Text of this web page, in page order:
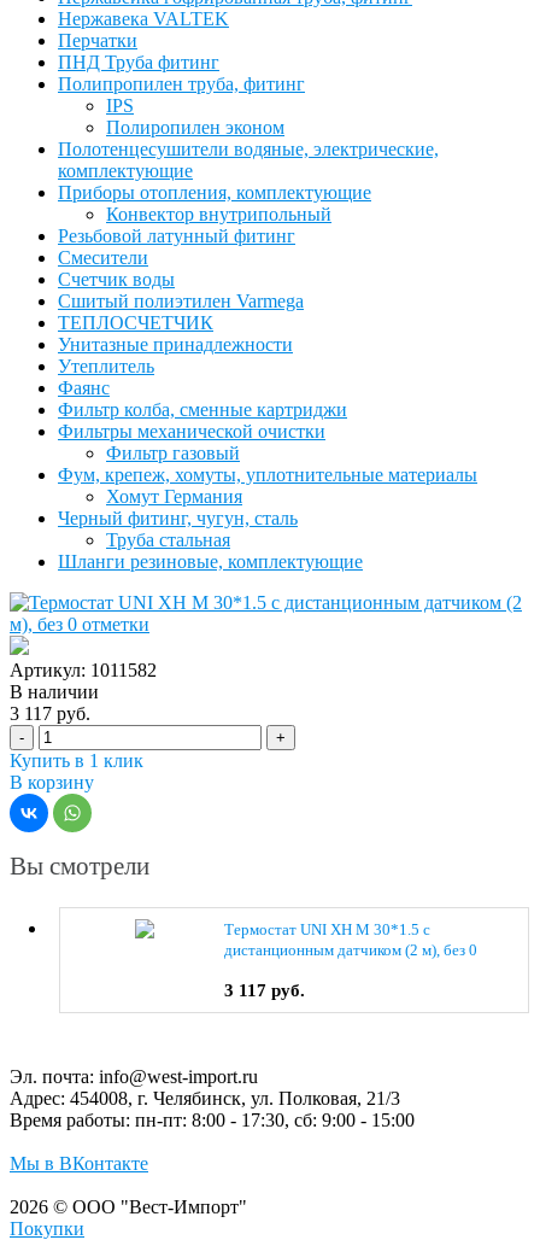
Нержавека VALTEK
Перчатки
ПНД Труба фитинг
Полипропилен труба, фитинг
IPS
Полиропилен эконом
Полотенцесушители водяные, электрические,
комплектующие
Приборы отопления, комплектующие
Конвектор внутрипольный
Резьбовой латунный фитинг
Смесители
Счетчик воды
Сшитый полиэтилен Varmega
ТЕПЛОСЧЕТЧИК
Унитазные принадлежности
Утеплитель
Фаянс
Фильтр колба, сменные картриджи
Фильтры механической очистки
Фильтр газовый
Фум, крепеж, хомуты, уплотнительные материалы
Хомут Германия
Черный фитинг, чугун, сталь
Труба стальная
Шланги резиновые, комплектующие
Артикул: 1011582
В наличии
3 117 руб.
- +
Купить в 1 клик
В корзину
Вы смотрели
Термостат UNI XH M 30*1.5 c
дистанционным датчиком (2 м), без 0
3 117 руб.
Эл. почта: info@west-import.ru
Адрес: 454008, г. Челябинск, ул. Полковая, 21/3
Время работы: пн-пт: 8:00 - 17:30, сб: 9:00 - 15:00
Мы в ВКонтакте
2026 © ООО "Вест-Импорт"
Покупки